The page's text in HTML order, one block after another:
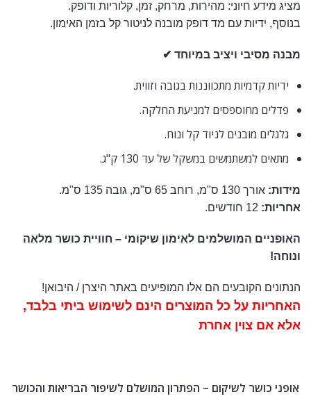
מציג מידע חיוני: מהירות, מרחק, זמן, קלוריות ודופק.
בנוסף, ידיות עם מד דופק מובנה לניטור קל בזמן האימון.
מבנה מסיבי ויציב במיוחד ✔
ידיות קדמיות מתכווננות בגובה וזווית.
פדלים מחוספסים למניעת החלקה.
גלגלים מובנים לניוד קל ונוח.
מתאים למשתמשים במשקל של עד 130 ק"ג.
מידות: אורך 130 ס"מ, רוחב 65 ס"מ, גובה 135 ס"מ.
אחריות:
האופניים המושלמים לאימון שיקומי – חוויית כושר מלאה
ונוחה!
הנתונים הקובעים הם אלו המופיעים באתר היצרן / היבואן!
האחריות על כל המוצרים הינם לשימוש ביתי בלבד,
אלא אם צוין אחרת
אופני כושר לשיקום – הפתרון המושלם לשיפור הבריאות והכושר